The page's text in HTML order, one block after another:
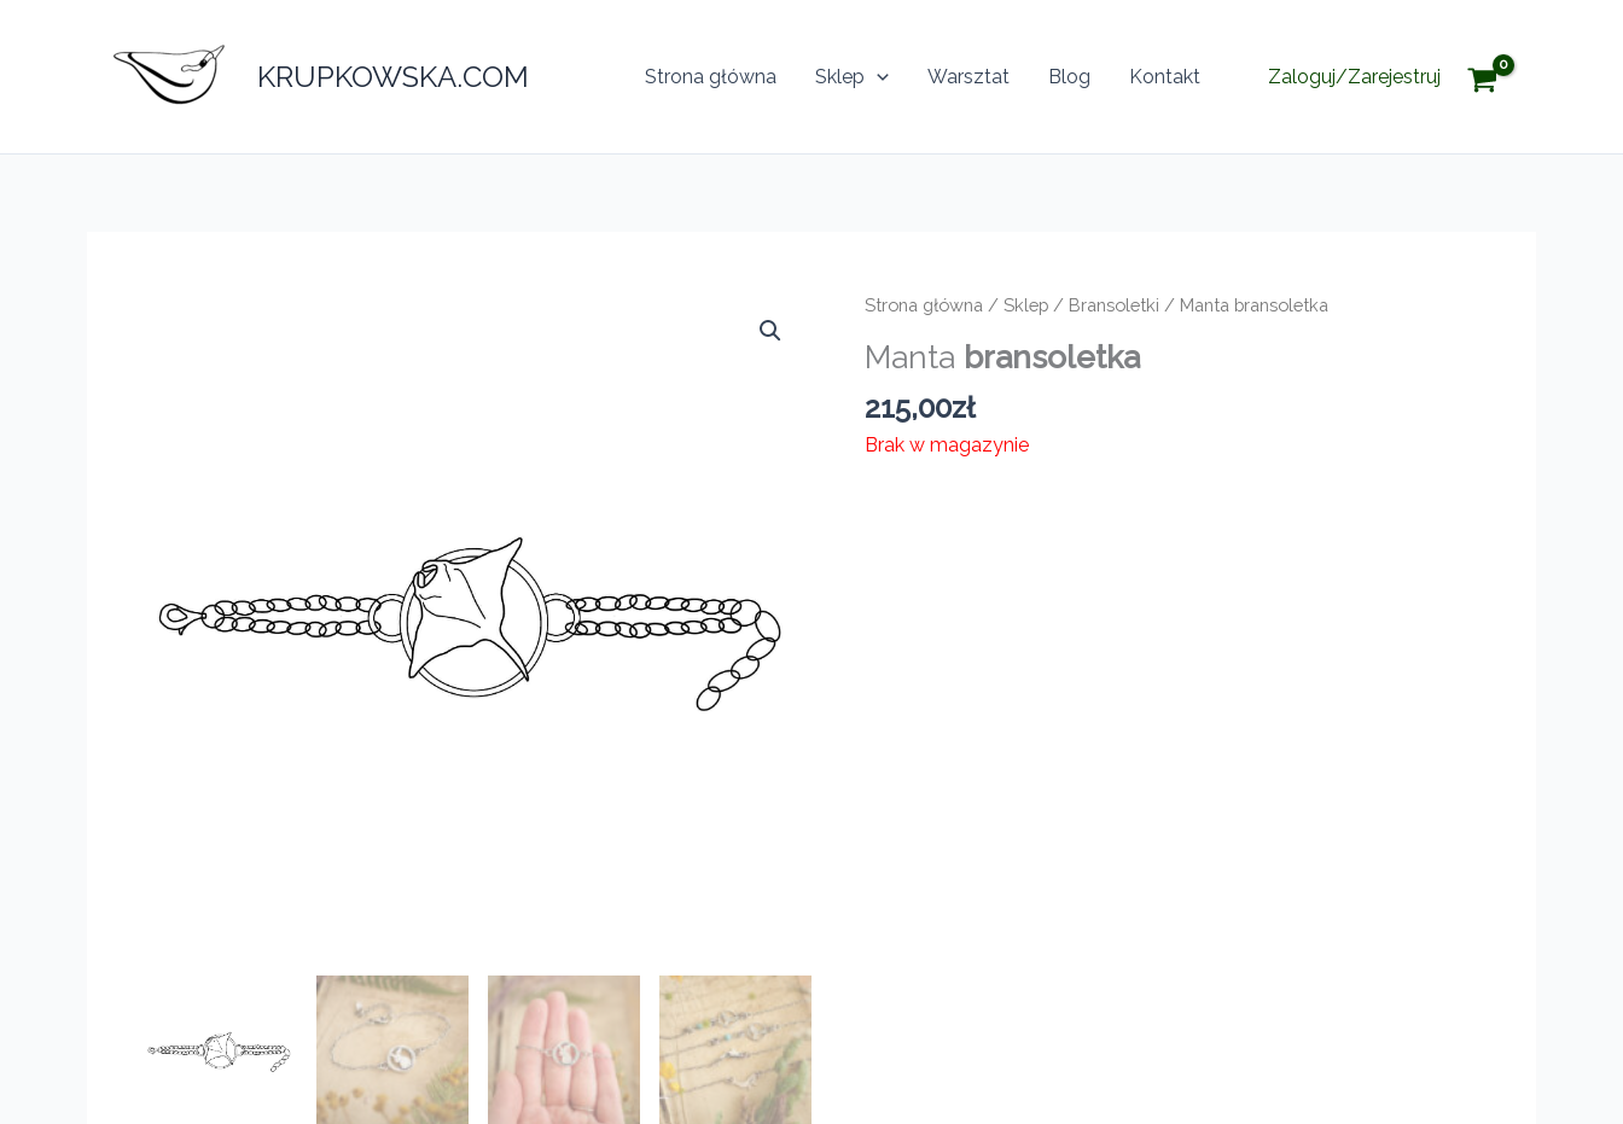
KRUPKOWSKA.COM Strona główna Sklep Warsztat Blog Kontakt Zaloguj/Zarejestruj
Strona główna /Sklep / Bransoletki / Manta bransoletka
Manta bransoletka
215,00zł
Brak w magazynie